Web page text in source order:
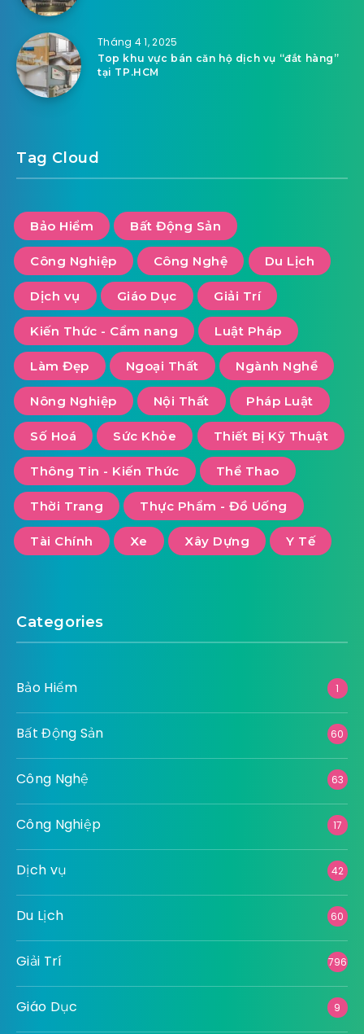
Tháng 4 1, 2025
Top khu vực bán căn hộ dịch vụ “đắt hàng”
tại TP.HCM
Tag Cloud
Bảo Hiểm Bất Động Sản
Công Nghiệp Công Nghệ Du Lịch
Dịch vụ Giáo Dục Giải Trí
Kiến Thức - Cẩm nang Luật Pháp
Làm Đẹp Ngoại Thất Ngành Nghề
Nông Nghiệp Nội Thất Pháp Luật
Số Hoá Sức Khỏe Thiết Bị Kỹ Thuật
Thông Tin - Kiến Thức Thể Thao
Thời Trang Thực Phẩm - Đồ Uống
Tài Chính Xe Xây Dựng Y Tế
Categories
Bảo Hiểm 1
Bất Động Sản 60
Công Nghệ 63
Công Nghiệp 17
Dịch vụ 42
Du Lịch 60
Giải Trí 796
Giáo Dục 9